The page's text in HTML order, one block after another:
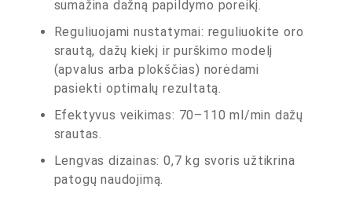
sumažina dažną papildymo poreikį.
Reguliuojami nustatymai: reguliuokite oro
srautą, dažų kiekį ir purškimo modelį
(apvalus arba plokščias) norėdami
pasiekti optimalų rezultatą.
Efektyvus veikimas: 70–110 ml/min dažų
srautas.
Lengvas dizainas: 0,7 kg svoris užtikrina
patogų naudojimą.